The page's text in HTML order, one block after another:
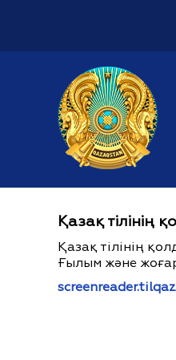
Қазақ тілінің
Қазақ тілінің
Ғылым және